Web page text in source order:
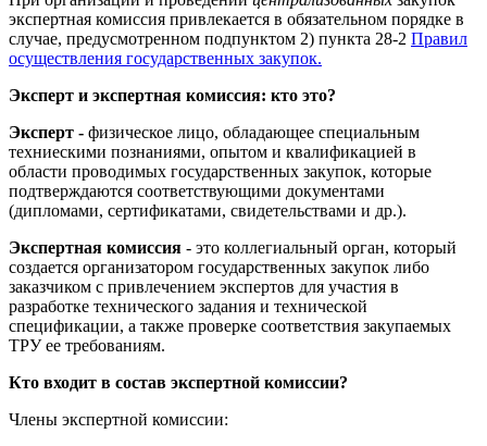
экспертная комиссия привлекается в обязательном порядке в
случае, предусмотренном подпунктом 2) пункта 28-2 Правил
осуществления государственных закупок.
Эксперт и экспертная комиссия: кто это?
Эксперт - физическое лицо, обладающее специальным
техниескими познаниями, опытом и квалификацией в
области проводимых государственных закупок, которые
подтверждаются соответствующими документами
(дипломами, сертификатами, свидетельствами и др.).
Экспертная комиссия - это коллегиальный орган, который
создается организатором государственных закупок либо
заказчиком с привлечением экспертов для участия в
разработке технического задания и технической
спецификации, а также проверке соответствия закупаемых
ТРУ ее требованиям.
Кто входит в состав экспертной комиссии?
Члены экспертной комиссии: